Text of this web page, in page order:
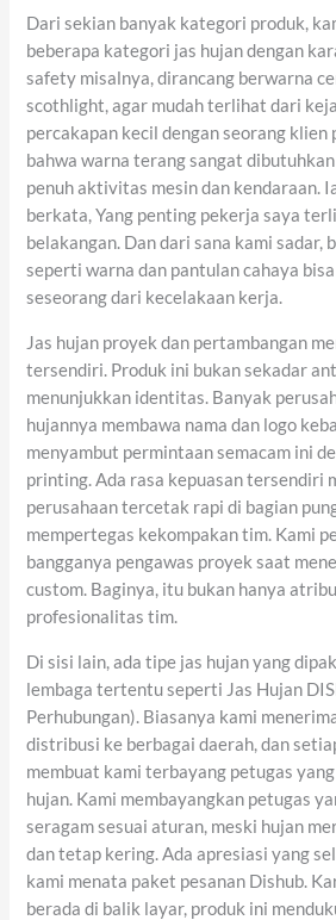
Dari sekian banyak kategori produk,
beberapa kategori jas hujan dengan
safety misalnya, dirancang berwarna
scothlight, agar mudah terlihat dari
percakapan kecil dengan seorang
bahwa warna terang sangat
penuh aktivitas mesin dan kendaraan.
berkata, Yang penting pekerja saya
belakangan. Dan dari sana kami sadar,
seperti warna dan pantulan cahaya
seseorang dari kecelakaan kerja.
Jas hujan proyek dan pertambangan
tersendiri. Produk ini bukan sekadar
menunjukkan identitas. Banyak
hujannya membawa nama dan logo
menyambut permintaan semacam ini
printing. Ada rasa kepuasan tersendiri
perusahaan tercetak rapi di bagian
mempertegas kekompakan tim. Kami
bangganya pengawas proyek saat
custom. Baginya, itu bukan hanya
profesionalitas tim.
Di sisi lain, ada tipe jas hujan yang
lembaga tertentu seperti Jas Hujan
Perhubungan). Biasanya kami
distribusi ke berbagai daerah, dan
membuat kami terbayang petugas
hujan. Kami membayangkan petugas
seragam sesuai aturan, meski hujan
dan tetap kering. Ada apresiasi yang
kami menata paket pesanan Dishub.
berada di balik layar, produk ini